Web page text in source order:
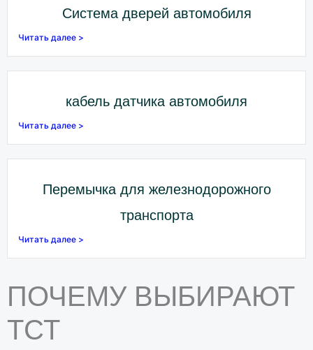
Система дверей автомобиля
Читать далее >
кабель датчика автомобиля
Читать далее >
Перемычка для железнодорожного
транспорта
Читать далее >
ПОЧЕМУ ВЫБИРАЮТ
ТСТ